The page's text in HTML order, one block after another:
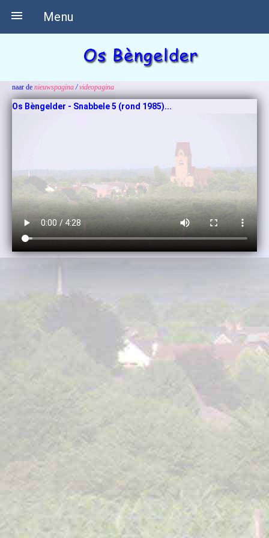
Menu

naar de nieuwspagina/videopagina
Os Bèngelder - Snabbele 5 (rond 1985)...